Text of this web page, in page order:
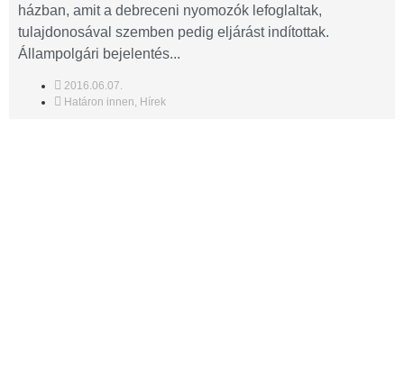
házban, amit a debreceni nyomozók lefoglaltak,
tulajdonosával szemben pedig eljárást indítottak.
Állampolgári bejelentés...
2016.06.07.
Határon innen, Hírek